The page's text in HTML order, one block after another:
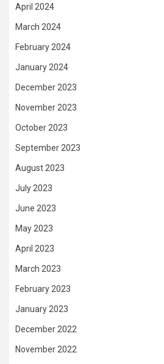
April 2024
March 2024
February 2024
January 2024
December 2023
November 2023
October 2023
September 2023
August 2023
July 2023
June 2023
May 2023
April 2023
March 2023
February 2023
January 2023
December 2022
November 2022